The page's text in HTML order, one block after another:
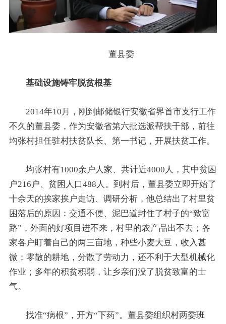
董县委
基础设施铸牢脱贫根基
2014年10月，刚到邮储银行安徽省界首市支行工作
不久的董县委，作为安徽省第六批选派帮扶干部，前往
均张村担任驻村扶贫队长、第一书记，开展扶贫工作。
均张村有1000余户人家、共计近4000人，其中贫困
户216户、贫困人口488人。到村后，董县委立即开始了
十余天的挨家挨户走访、调研分析，他总结出了村里贫
困落后的原因：交通不便、泥巴道封住了村子的“致富
路”，外面的好项目进不来，村里的农产品出不去；各
家各户盯着自己的两三亩地，种些小麦大豆，收入甚
微；零散的耕地，分散了劳动力，还不利于大型机械化
作业；多年的积贫积弱，让乡亲们没了脱贫致富的士
气。
找准“病根”，开方“下药”。董县委组织村两委班